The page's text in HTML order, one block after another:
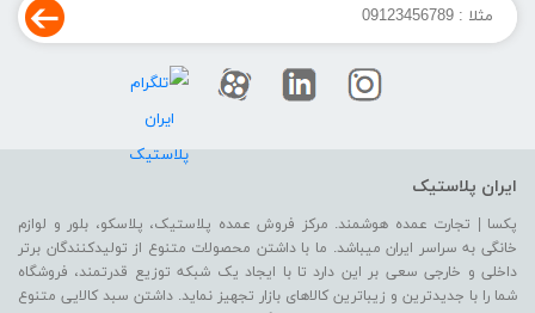
ایران پلاستیک
پکسا | تجارت عمده هوشمند. مرکز فروش عمده پلاستیک، پلاسکو، بلور و لوازم
خانگی به سراسر ایران میباشد. ما با داشتن محصولات متنوع از تولیدکنندگان برتر
داخلی و خارجی سعی بر این دارد تا با ایجاد یک شبکه توزیع قدرتمند، فروشگاه
شما را با جدیدترین و زیباترین کالاهای بازار تجهیز نماید. داشتن سبد کالایی متنوع